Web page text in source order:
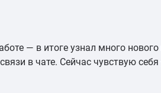
— в итоге узнал много
в чате. Сейчас чувствую